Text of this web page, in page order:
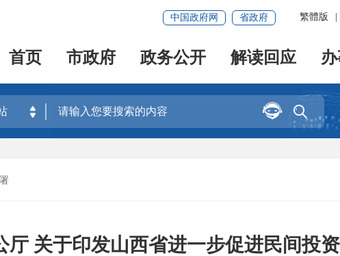
繁體版
中国政府网 省政府
首页 市政府 政务公开 解读回应


厅 关于印发山西省进一步促进民间投